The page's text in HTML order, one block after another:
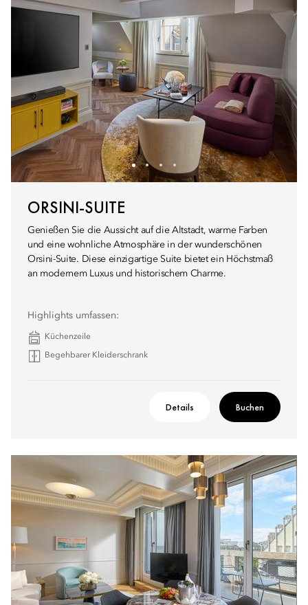
ORSINI-SUITE
Genießen Sie die Aussicht auf die Altstadt, warme Farben
und eine wohnliche Atmosphäre in der wunderschönen
Orsini-Suite. Diese einzigartige Suite bietet ein Höchstmaß
an modernem Luxus und historischem Charme.
Highlights umfassen:
Küchenzeile
Begehbarer Kleiderschrank
Details Buchen